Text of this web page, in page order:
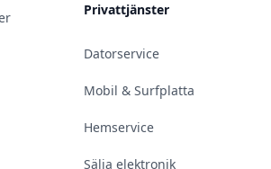
Privattjänster
Datorservice
Mobil & Surfplatta
Hemservice
Sälja elektronik